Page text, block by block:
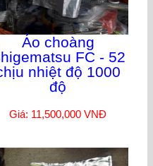
Áo choàng
FC - 52
nhiệt độ 1000
độ
Giá: 11,500,000 VNĐ